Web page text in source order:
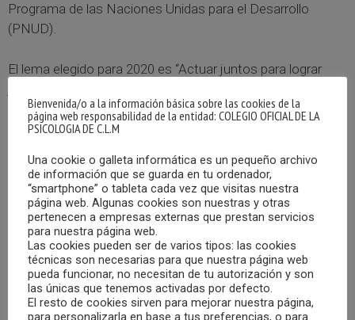
Programa de las Naciones Unidas para el Desarrollo
(PNUD).
El lema elegido para 2020 es “Actuar juntos para lograr
La pobreza crea en el individuo un estado de indefensión y
problemas de autoestima, angustia, depresión entre otros
problemas que pueden a su vez convertirse en factores
que le impidan salir de su situación económica, por eso,
los profesionales de la Psicología no podemos dejar de
lado o ignorar nuestro papel en la lucha por erradicar la
pobreza.
La pobreza está ligada a comportamientos psicológicos y
Bienvenida/o a la información básica sobre las cookies de la
página web responsabilidad de la entidad: COLEGIO OFICIAL DE LA
PSICOLOGIA DE C.L.M
Una cookie o galleta informática es un pequeño archivo
de información que se guarda en tu ordenador,
“smartphone” o tableta cada vez que visitas nuestra
página web. Algunas cookies son nuestras y otras
pertenecen a empresas externas que prestan servicios
para nuestra página web.
Las cookies pueden ser de varios tipos: las cookies
técnicas son necesarias para que nuestra página web
pueda funcionar, no necesitan de tu autorización y son
las únicas que tenemos activadas por defecto.
El resto de cookies sirven para mejorar nuestra página,
para personalizarla en base a tus preferencias, o para